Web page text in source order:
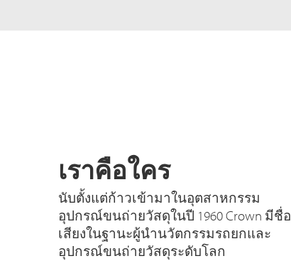
เราคือใคร
นับตั้งแต่ก้าวเข้ามาในอุตสาหกรรม
อุปกรณ์ขนถ่ายวัสดุในปี 1960 Crown มีชื่อ
เสียงในฐานะผู้นำนวัตกรรมรถยกและ
อุปกรณ์ขนถ่ายวัสดุระดับโลก